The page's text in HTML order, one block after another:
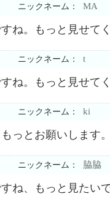
ニックネーム： MA
ね。もっと見せて
ニックネーム： t
ね。もっと見せて
ニックネーム： ki
っとお願いします
ニックネーム： 脇脇
ね、もっと見たい